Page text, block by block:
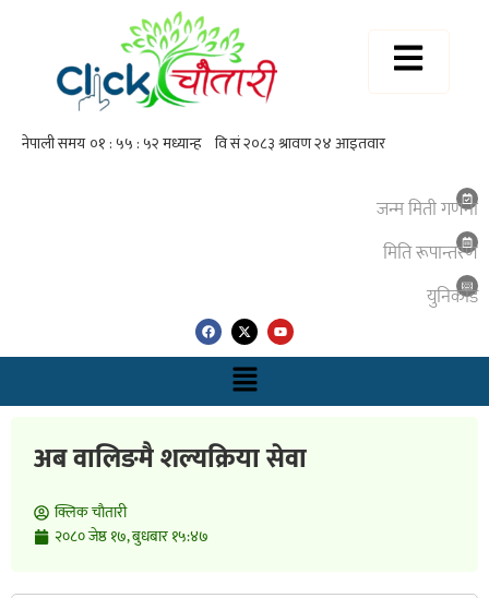
जन्म मिती गणना
मिति रूपान्तरण
युनिकाेड
अब वालिङमै शल्यक्रिया सेवा
क्लिक चाैतारी
२०८० जेष्ठ १७, बुधबार १५:४७